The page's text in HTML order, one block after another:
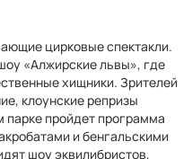
цирковые спектакли.
«Алжирские львы», где
хищники. Зрителей
клоунские репризы
пройдет программа
и бенгальскими
шоу эквилибристов,